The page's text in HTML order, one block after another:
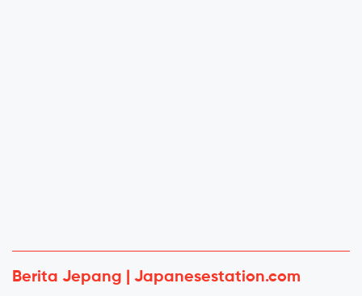
Berita Jepang | Japanesestation.com